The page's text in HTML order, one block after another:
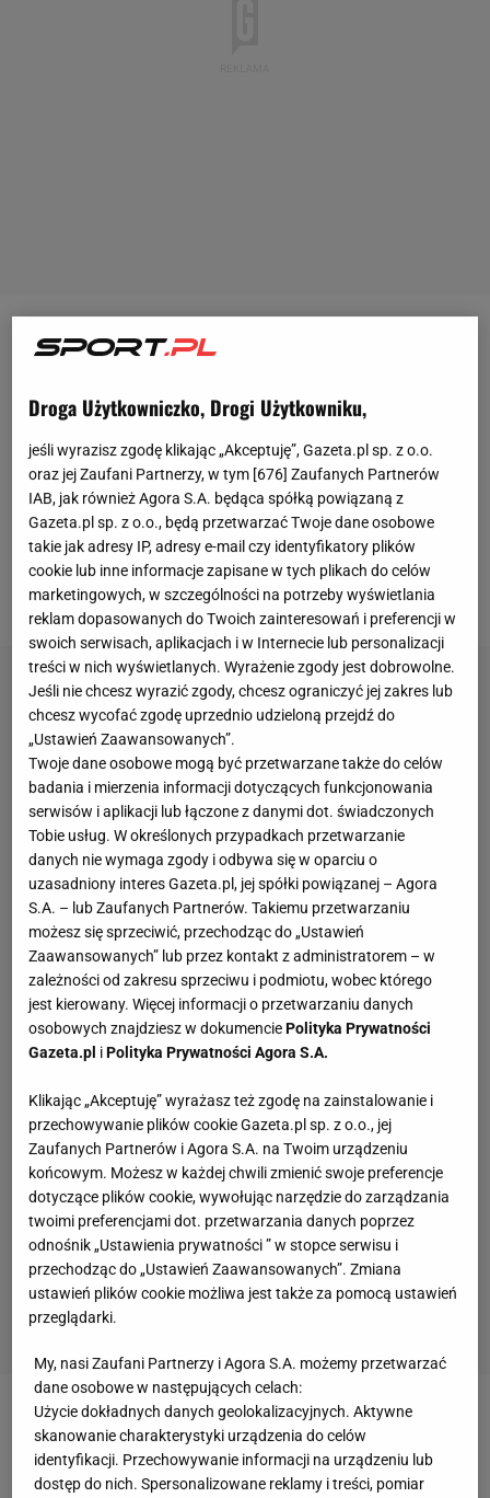
Diana Sznajder(14. WTA) jeszcze w czasach
tenisistką świata. W 2020 grała wfinalejuniorskiego
Roland Garros, a w kolejnych latach wygrywała
Wimbledon (2021), Australian Open (2022) orazUS
Open(2022). W finale pierwszego turnieju z cyklu
WTA zagrała we wrześniu ubiegłego roku, gdy w
zawodach WTA 250 w Ningbo przegrała 2:6, 1:6 z
Ons Jabeur (41. WTA).
Zobacz wideoIga Świątek wybrała nowego trenera.
"Jestem bardzo podekscytowana"
Droga Użytkowniczko, Drogi Użytkowniku,
jeśli wyrazisz zgodę klikając „Akceptuję”, Gazeta.pl sp. z o.o.
oraz jej Zaufani Partnerzy, w tym [676] Zaufanych Partnerów
IAB, jak również Agora S.A. będąca spółką powiązaną z
Gazeta.pl sp. z o.o., będą przetwarzać Twoje dane osobowe
takie jak adresy IP, adresy e-mail czy identyfikatory plików
cookie lub inne informacje zapisane w tych plikach do celów
marketingowych, w szczególności na potrzeby wyświetlania
reklam dopasowanych do Twoich zainteresowań i preferencji w
swoich serwisach, aplikacjach i w Internecie lub personalizacji
treści w nich wyświetlanych. Wyrażenie zgody jest dobrowolne.
Jeśli nie chcesz wyrazić zgody, chcesz ograniczyć jej zakres lub
chcesz wycofać zgodę uprzednio udzieloną przejdź do
„Ustawień Zaawansowanych”.
Twoje dane osobowe mogą być przetwarzane także do celów
badania i mierzenia informacji dotyczących funkcjonowania
serwisów i aplikacji lub łączone z danymi dot. świadczonych
Tobie usług. W określonych przypadkach przetwarzanie
danych nie wymaga zgody i odbywa się w oparciu o
uzasadniony interes Gazeta.pl, jej spółki powiązanej – Agora
S.A. – lub Zaufanych Partnerów. Takiemu przetwarzaniu
możesz się sprzeciwić, przechodząc do „Ustawień
Zaawansowanych” lub przez kontakt z administratorem – w
zależności od zakresu sprzeciwu i podmiotu, wobec którego
jest kierowany. Więcej informacji o przetwarzaniu danych
osobowych znajdziesz w dokumenciePolityka Prywatności
Gazeta.pl iPolityka Prywatności Agora S.A.
Klikając „Akceptuję” wyrażasz też zgodę na zainstalowanie i
przechowywanie plików cookie Gazeta.pl sp. z o.o., jej
Zaufanych Partnerów i Agora S.A. na Twoim urządzeniu
końcowym. Możesz w każdej chwili zmienić swoje preferencje
dotyczące plików cookie, wywołując narzędzie do zarządzania
twoimi preferencjami dot. przetwarzania danych poprzez
odnośnik „Ustawienia prywatności ” w stopce serwisu i
przechodząc do „Ustawień Zaawansowanych”. Zmiana
ustawień plików cookie możliwa jest także za pomocą ustawień
przeglądarki.
My, nasi Zaufani Partnerzy i Agora S.A. możemy przetwarzać
dane osobowe w następujących celach:
Użycie dokładnych danych geolokalizacyjnych. Aktywne
skanowanie charakterystyki urządzenia do celów
identyfikacji. Przechowywanie informacji na urządzeniu lub
dostęp do nich. Spersonalizowane reklamy i treści, pomiar